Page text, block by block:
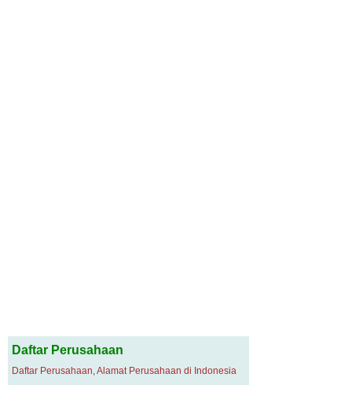
Daftar Perusahaan
Daftar Perusahaan, Alamat Perusahaan di Indonesia